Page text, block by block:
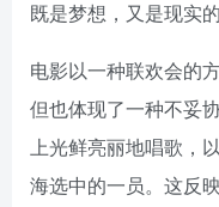
既是梦想，又是现实的
电影以一种联欢会的
但也体现了一种不妥
上光鲜亮丽地唱歌，
海选中的一员。这反